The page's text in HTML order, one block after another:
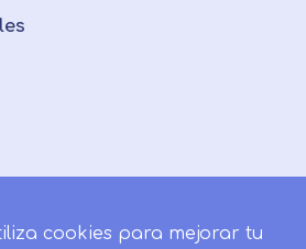
cookies para mejorar tu